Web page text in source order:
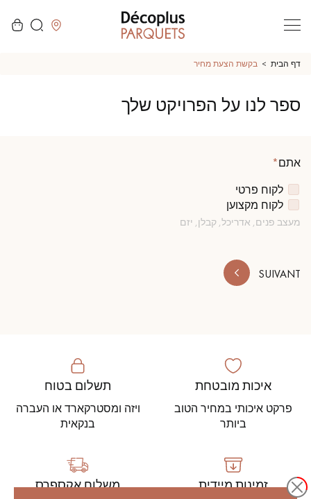
לסגור
WOOD VENEER FLOORING
פרקט גימור שמן
אביזרי לפרקט
דף הבית בקשת הצעת מחיר
ספר לנו על הפרויקט שלך
אתם
לקוח פרטי
לקוח מקצוען
מעצב פנים, אדריכל, קבלן, יזם
SUIVANT
איכות מובטחת
פרקט איכותי במחיר הטוב
ביותר
תשלום בטוח
ויזה ומסטרקארד או העברה
בנקאית
זמינות מיידית משלוח אקספרס